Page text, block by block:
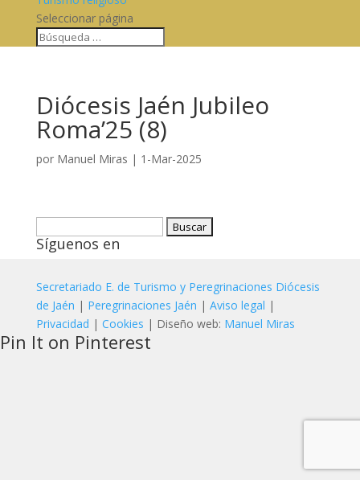
Seleccionar página
Diócesis Jaén Jubileo
Roma’25 (8)
por Manuel Miras | 1-Mar-2025
Síguenos en
Secretariado E. de Turismo y Peregrinaciones Diócesis
de Jaén | Peregrinaciones Jaén | Aviso legal |
Privacidad | Cookies | Diseño web: Manuel Miras
Pin It on Pinterest